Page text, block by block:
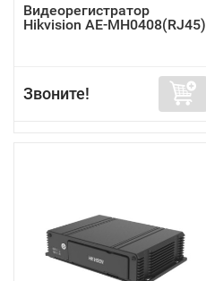
Видеорегистратор
Hikvision AE-MH0408(RJ45)
Звоните!